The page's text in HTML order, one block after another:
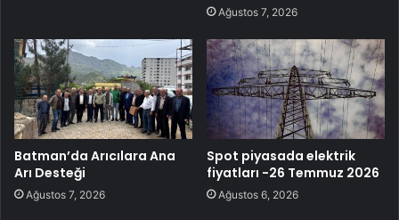
Ağustos 7, 2026
Batman’da Arıcılara Ana
Arı Desteği
Ağustos 7, 2026
Spot piyasada elektrik
fiyatları -26 Temmuz 2026
Ağustos 6, 2026